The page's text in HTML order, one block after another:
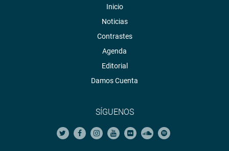
Inicio
Noticias
Contrastes
Agenda
Editorial
Damos Cuenta
SÍGUENOS